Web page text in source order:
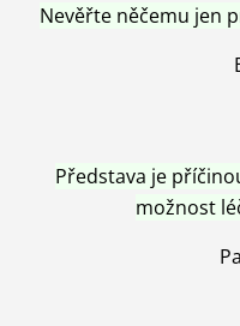
Nevěřte něčemu jen
Představa je
možnost